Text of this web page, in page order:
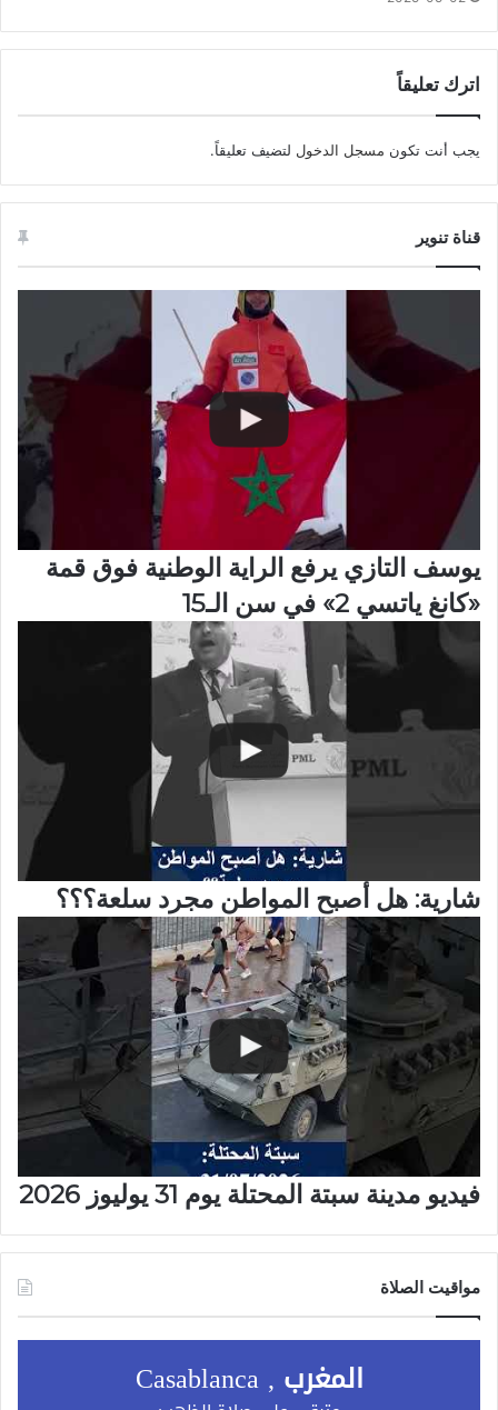
اترك تعليقاً
يجب أنت تكون مسجل الدخول لتضيف تعليقاً.
قناة تنوير
يوسف التازي يرفع الراية الوطنية فوق قمة
«كانغ ياتسي 2» في سن الـ15
شارية: هل أصبح المواطن مجرد سلعة؟؟؟
فيديو مدينة سبتة المحتلة يوم 31 يوليوز 2026
مواقيت الصلاة